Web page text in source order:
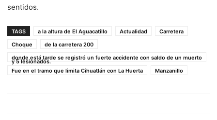
sentidos.
TAGS a la altura de El Aguacatillo Actualidad
Carretera
Choque
de la carretera 200
donde está tarde se registró un fuerte accidente con saldo de un muerto
y 5 lesionados.
Fue en el tramo que limita Cihuatlán con La Huerta
Manzanillo